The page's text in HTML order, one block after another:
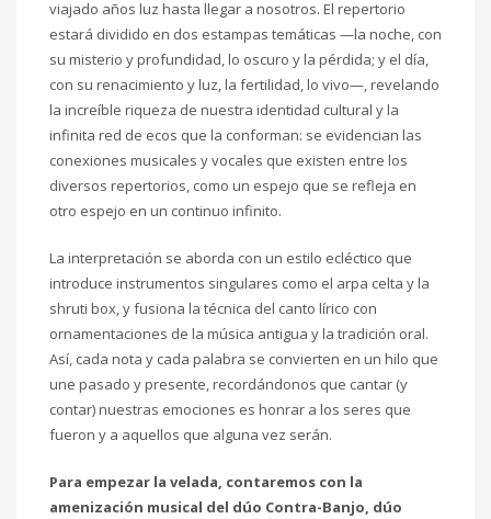
viajado años luz hasta llegar a nosotros. El repertorio
estará dividido en dos estampas temáticas —la noche, con
su misterio y profundidad, lo oscuro y la pérdida; y el día,
con su renacimiento y luz, la fertilidad, lo vivo—, revelando
la increíble riqueza de nuestra identidad cultural y la
infinita red de ecos que la conforman: se evidencian las
conexiones musicales y vocales que existen entre los
diversos repertorios, como un espejo que se refleja en
otro espejo en un continuo infinito.
La interpretación se aborda con un estilo ecléctico que
introduce instrumentos singulares como el arpa celta y la
shruti box, y fusiona la técnica del canto lírico con
ornamentaciones de la música antigua y la tradición oral.
Así, cada nota y cada palabra se convierten en un hilo que
une pasado y presente, recordándonos que cantar (y
contar) nuestras emociones es honrar a los seres que
fueron y a aquellos que alguna vez serán.
Para empezar la velada, contaremos con la
amenización musical del dúo Contra-Banjo, dúo